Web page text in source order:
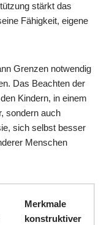
stärkt das
Fähigkeit, eigene
Grenzen notwendig
Das Beachten der
Kindern, in einem
sondern auch
sich selbst besser
Menschen
Merkmale
konstruktiver